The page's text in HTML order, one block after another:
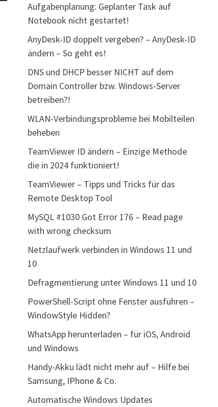
Aufgabenplanung: Geplanter Task auf
Notebook nicht gestartet!
AnyDesk-ID doppelt vergeben? – AnyDesk-ID
ändern – So geht es!
DNS und DHCP besser NICHT auf dem
Domain Controller bzw. Windows-Server
betreiben?!
WLAN-Verbindungsprobleme bei Mobilteilen
beheben
TeamViewer ID ändern – Einzige Methode
die in 2024 funktioniert!
TeamViewer – Tipps und Tricks für das
Remote Desktop Tool
MySQL #1030 Got Error 176 – Read page
with wrong checksum
Netzlaufwerk verbinden in Windows 11 und
10
Defragmentierung unter Windows 11 und 10
PowerShell-Script ohne Fenster ausführen –
WindowStyle Hidden?
WhatsApp herunterladen – für iOS, Android
und Windows
Handy-Akku lädt nicht mehr auf – Hilfe bei
Samsung, IPhone & Co.
Automatische Windows Updates